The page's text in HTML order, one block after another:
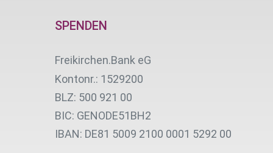
SPENDEN
Freikirchen.Bank eG
Kontonr.: 1529200
BLZ: 500 921 00
BIC: GENODE51BH2
IBAN: DE81 5009 2100 0001 5292 00